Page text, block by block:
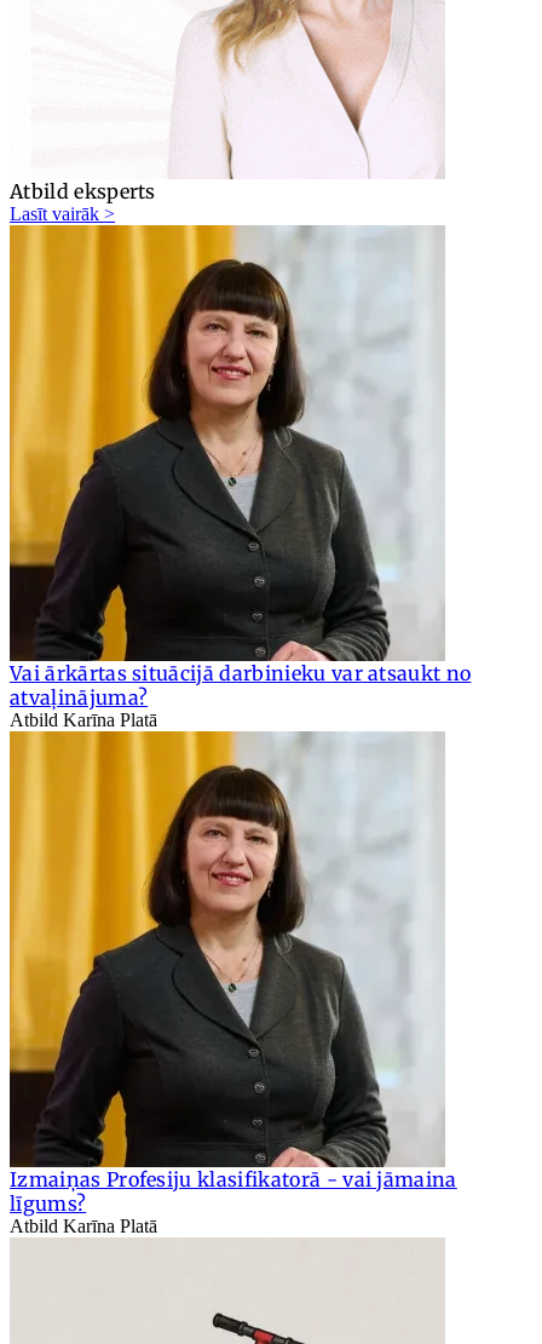
Atbild eksperts
Lasīt vairāk >
Vai ārkārtas situācijā darbinieku var atsaukt no
atvaļinājuma?
Atbild Karīna Platā
Izmaiņas Profesiju klasifikatorā - vai jāmaina
līgums?
Atbild Karīna Platā